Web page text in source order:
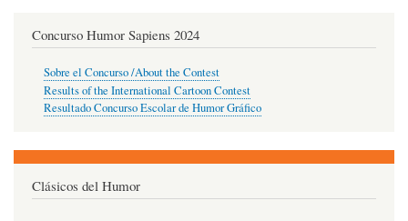
Concurso Humor Sapiens 2024
Sobre el Concurso /About the Contest
Results of the International Cartoon Contest
Resultado Concurso Escolar de Humor Gráfico
Clásicos del Humor